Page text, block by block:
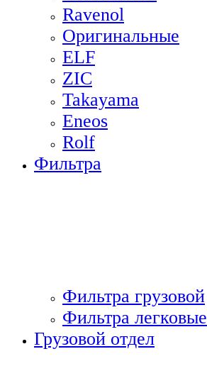
Ravenol
Оригинальные
ELF
ZIC
Takayama
Eneos
Rolf
Фильтра
Фильтра грузовой
Фильтра легковые
Грузовой отдел